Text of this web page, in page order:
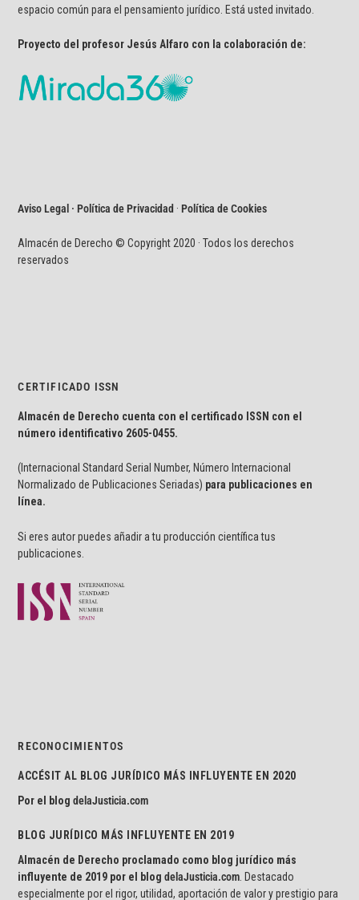
espacio común para el pensamiento jurídico. Está usted invitado.
Proyecto del profesor Jesús Alfaro con la colaboración de:
Aviso Legal · Política de Privacidad ·Política de Cookies
Almacén de Derecho © Copyright 2020 · Todos los derechos
reservados
CERTIFICADO ISSN
Almacén de Derecho cuenta con el certificado ISSN con el
número identificativo 2605-0455.
(Internacional Standard Serial Number, Número Internacional
Normalizado de Publicaciones Seriadas) para publicaciones en
línea.
Si eres autor puedes añadir a tu producción científica tus
publicaciones.
RECONOCIMIENTOS
ACCÉSIT AL BLOG JURÍDICO MÁS INFLUYENTE EN 2020
Por el blogdelaJusticia.com
BLOG JURÍDICO MÁS INFLUYENTE EN 2019
Almacén de Derecho proclamado como blog jurídico más
influyente de 2019 por el blogdelaJusticia.com . Destacado
especialmente por el rigor, utilidad, aportación de valor y prestigio para